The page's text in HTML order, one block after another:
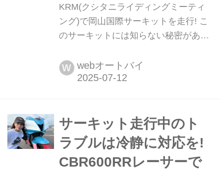
KRM(クシタニライディングミーティ
ング)で岡山国際サーキットを走行! こ
のサーキットには知らない秘密があっ
ト】 葉月美優です。 もう夏というこ
とで、私が所属しているアイドルグル
が、ファンの皆さんと一緒にご飯を食
べたり、お話したりしてとても楽しか
ったです。私は、バーベキューや焼肉
では焼く係もできますよ!! 完全に夏が
W webオートバイ
サーキット走行中のト
ラブルは冷静に対応を!
CBR600RRレーサーで